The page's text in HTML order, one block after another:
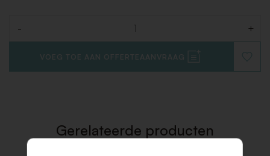
- +
VOEG TOE AAN OFFERTEAANVRAAG
TOE
Gerelateerde producten